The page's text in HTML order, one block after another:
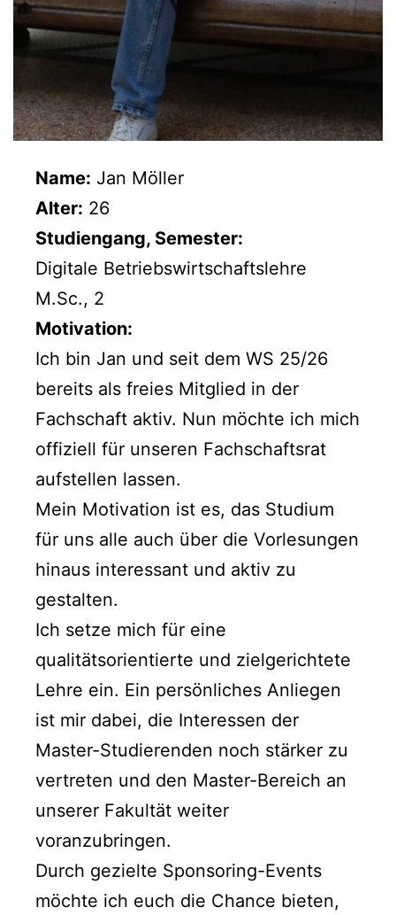
Name: Jan Möller
Alter: 26
Studiengang, Semester:
Digitale Betriebswirtschaftslehre
M.Sc., 2
Motivation:
Ich bin Jan und seit dem WS 25/26
bereits als freies Mitglied in der
Fachschaft aktiv. Nun möchte ich mich
offiziell für unseren Fachschaftsrat
aufstellen lassen.
Mein Motivation ist es, das Studium
für uns alle auch über die Vorlesungen
hinaus interessant und aktiv zu
gestalten.
Ich setze mich für eine
qualitätsorientierte und zielgerichtete
Lehre ein. Ein persönliches Anliegen
ist mir dabei, die Interessen der
Master-Studierenden noch stärker zu
vertreten und den Master-Bereich an
unserer Fakultät weiter
voranzubringen.
Durch gezielte Sponsoring-Events
möchte ich euch die Chance bieten,